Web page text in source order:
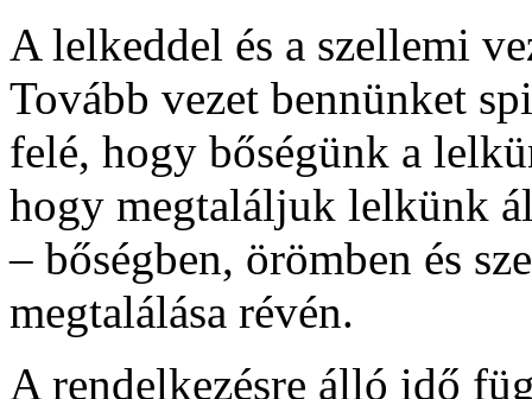
A lelkeddel és a szellemi
Tovább vezet bennünket
felé, hogy bőségünk a
hogy megtaláljuk lelkünk
– bőségben, örömben és
megtalálása révén.
A rendelkezésre álló idő